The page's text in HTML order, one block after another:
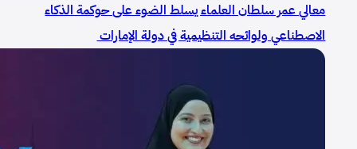
معالي عمر سلطان العلماء يسلط الضوء على حوكمة الذكاء
الاصطناعي ولوائحه التنظيمية في دولة الإمارات